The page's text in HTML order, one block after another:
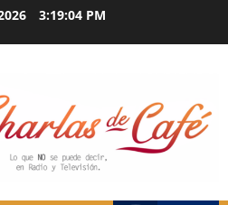
3:19:05 PM